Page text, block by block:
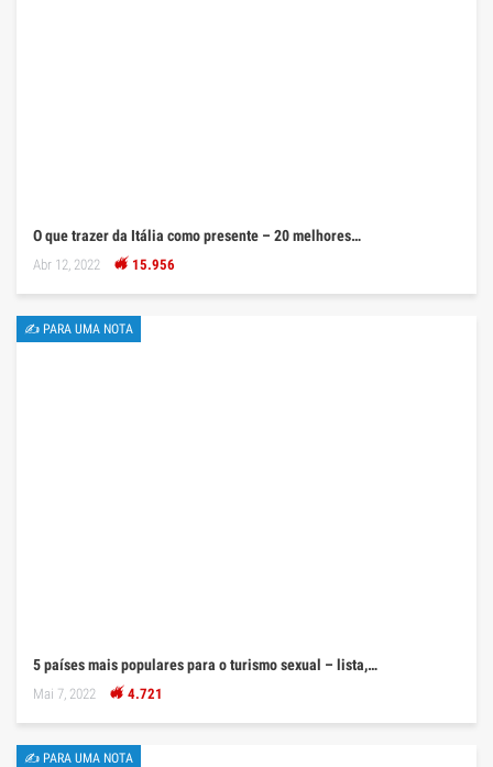
O que trazer da Itália como presente – 20 melhores…
Abr 12, 2022 15.956
✍ PARA UMA NOTA
5 países mais populares para o turismo sexual – lista,…
Mai 7, 2022 4.721
✍ PARA UMA NOTA